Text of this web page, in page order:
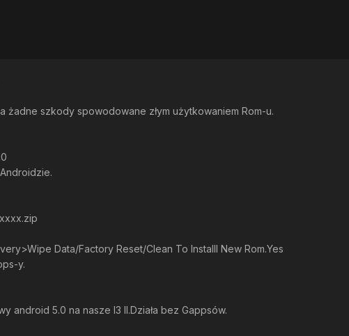
żadne szkody spowodowane złym użytkowaniem Rom-u.
Data/Factory Reset/Clean To Installl New Rom.Yes
y.
android 5.0 na nasze l3 II.Działa bez Gappsów.